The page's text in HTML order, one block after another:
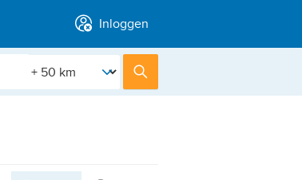
Inloggen
[Straal]